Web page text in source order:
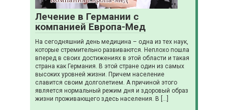
Лечение в Германии с
компанией Европа-Мед
На сегодняшний день медицина – одна из тех наук,
которые стремительно развиваются. Неплохо пошла
вперед в своих достижениях в этой области и такая
страна как Германия. В этой стране один из самых
высоких уровней жизни. Причем население
славится своим долголетием. А причиной этого
является нормальный режим дня и здоровый образ
жизни проживающего здесь населения. В […]